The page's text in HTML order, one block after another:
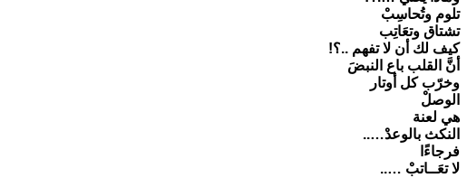
تلوم وتُحاسِبْ
تشتاق وتعَاتِب
كيف لك أن لا تفهم ..؟!
أنَّ القلب باع النبضَ
وخرّب كل أوتار
الوصلْ
هي لعنة
النكث بالوعدْ…..
فرجاءًا
لا تعَــاتبْ …..